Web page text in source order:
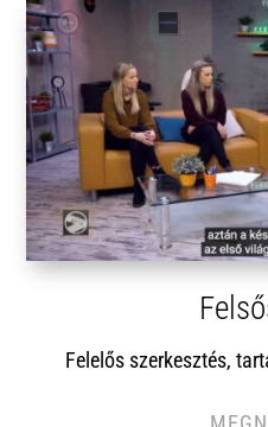
Felelős szerkesztés,